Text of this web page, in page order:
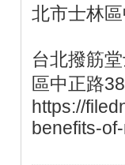
北市士林
台北撥筋
區中正路
https://
benefits-